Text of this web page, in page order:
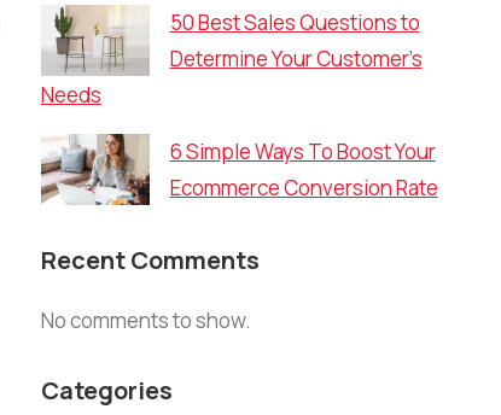
50 Best Sales Questions to
Determine Your Customer’s
Needs
6 Simple Ways To Boost Your
Ecommerce Conversion Rate
Recent Comments
No comments to show.
Categories